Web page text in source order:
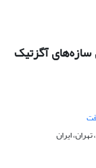
آگزتیک
ایران